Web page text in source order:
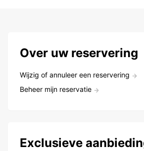
Over uw reservering
Wijzig of annuleer een reservering
Beheer mijn reservatie
Exclusieve